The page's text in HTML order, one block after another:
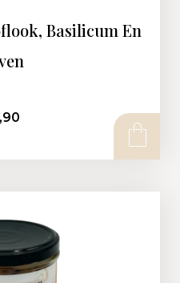
Basilicum En